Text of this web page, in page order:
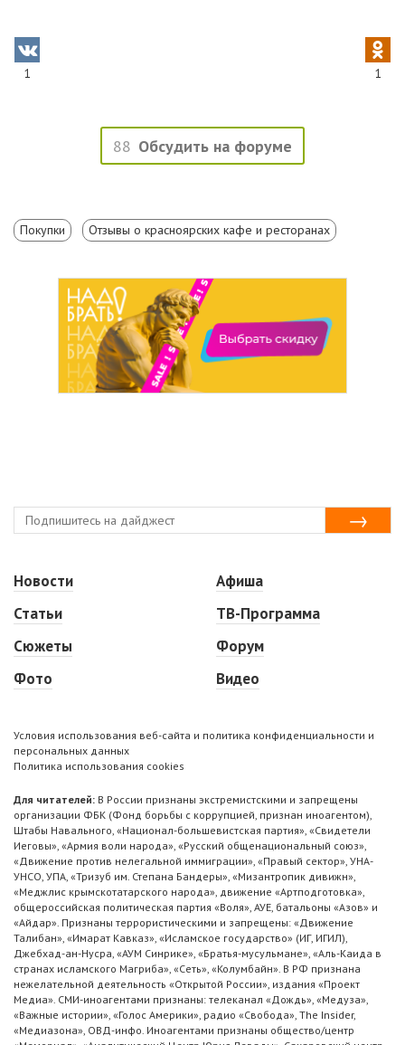
1 1
88 Обсудить на форуме
Покупки Отзывы о красноярских кафе и ресторанах
Новости
Статьи
Сюжеты
Фото
Афиша
ТВ-Программа
Форум
Видео
Условия использования веб-сайта и политика конфиденциальности и
персональных данных
Политика использования cookies
Для читателей: В России признаны экстремистскими и запрещены
организации ФБК (Фонд борьбы с коррупцией, признан иноагентом),
Штабы Навального, «Национал-большевистская партия», «Свидетели
Иеговы», «Армия воли народа», «Русский общенациональный союз»,
«Движение против нелегальной иммиграции», «Правый сектор», УНА-
УНСО, УПА, «Тризуб им. Степана Бандеры», «Мизантропик дивижн»,
«Меджлис крымскотатарского народа», движение «Артподготовка»,
общероссийская политическая партия «Воля», АУЕ, батальоны «Азов» и
«Айдар». Признаны террористическими и запрещены: «Движение
Талибан», «Имарат Кавказ», «Исламское государство» (ИГ, ИГИЛ),
Джебхад-ан-Нусра, «АУМ Синрике», «Братья-мусульмане», «Аль-Каида в
странах исламского Магриба», «Сеть», «Колумбайн». В РФ признана
нежелательной деятельность «Открытой России», издания «Проект
Медиа». СМИ-иноагентами признаны: телеканал «Дождь», «Медуза»,
«Важные истории», «Голос Америки», радио «Свобода», The Insider,
«Медиазона», ОВД-инфо. Иноагентами признаны общество/центр